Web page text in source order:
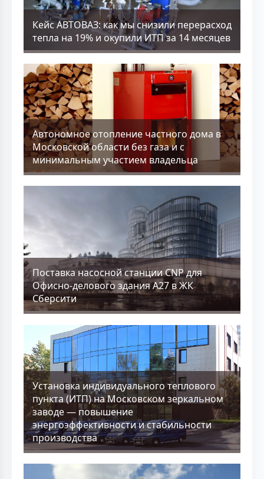
Кейс АВТОВАЗ: как мы снизили перерасход
тепла на 19% и окупили ИТП за 14 месяцев
Aвтономное отопление частного дома в
Московской области без газа и с
минимальным участием владельца
Поставка насосной станции CNP для
Офисно-делового здания А27 в ЖК
Сберсити
Установка индивидуального теплового
пункта (ИТП) на Московском зеркальном
заводе — повышение
энергоэффективности и стабильности
производства